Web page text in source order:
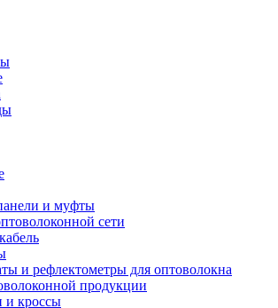
и муфты
сети
и рефлектометры для оптоволокна
продукции
и кроссы